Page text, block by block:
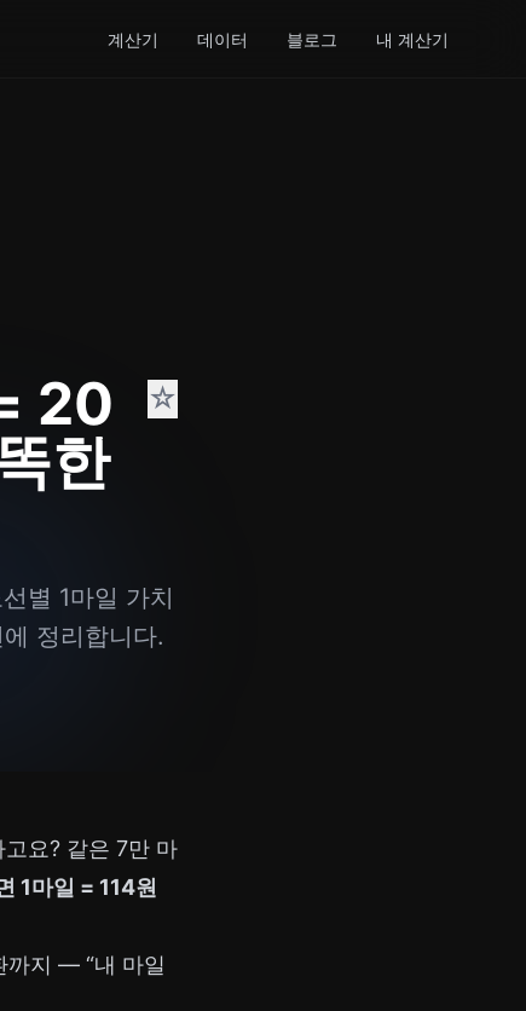
계산기 데이터 블로그 내 계산기
20
한
☆
별 1마일 가치
정리합니다.
요? 같은 7만 마
1마일 = 114원
까지 — “내 마일